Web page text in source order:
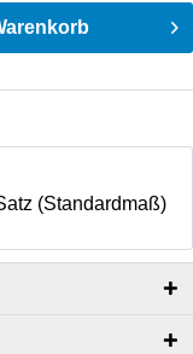
(Standardmaß)